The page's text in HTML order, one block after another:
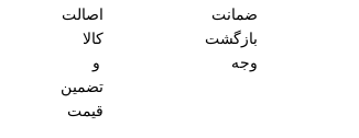
ضمانت
بازگشت
وجه
اصالت
کالا
و
تضمین
قیمت